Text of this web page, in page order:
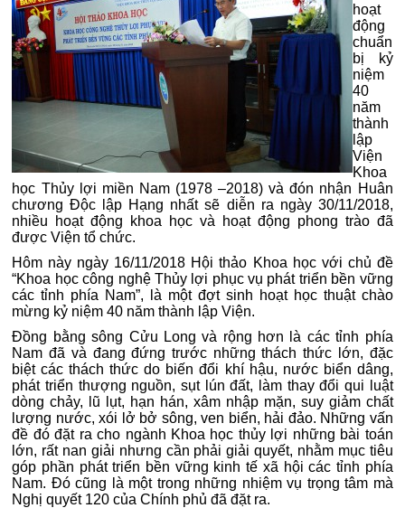
hoạt
động
chuẩn
bị kỷ
niệm
40
năm
thành
lập
Viện
Khoa
học Thủy lợi miền Nam (1978 –2018) và đón nhận Huân
chương Độc lập Hạng nhất sẽ diễn ra ngày 30/11/2018,
nhiều hoạt động khoa học và hoạt động phong trào đã
được Viện tổ chức.
Hôm này ngày 16/11/2018 Hội thảo Khoa học với chủ đề
“Khoa học công nghệ Thủy lợi phục vụ phát triển bền vững
các tỉnh phía Nam”, là một đợt sinh hoạt học thuật chào
mừng kỷ niệm 40 năm thành lập Viện.
Đồng bằng sông Cửu Long và rộng hơn là các tỉnh phía
Nam đã và đang đứng trước những thách thức lớn, đặc
biệt các thách thức do biến đổi khí hậu, nước biển dâng,
phát triển thượng nguồn, sụt lún đất, làm thay đổi qui luật
dòng chảy, lũ lụt, hạn hán, xâm nhập mặn, suy giảm chất
lượng nước, xói lở bở sông, ven biển, hải đảo. Những vấn
đề đó đặt ra cho ngành Khoa học thủy lợi những bài toán
lớn, rất nan giải nhưng cần phải giải quyết, nhằm mục tiêu
góp phần phát triển bền vững kinh tế xã hội các tỉnh phía
Nam. Đó cũng là một trong những nhiệm vụ trọng tâm mà
Nghị quyết 120 của Chính phủ đã đặt ra.